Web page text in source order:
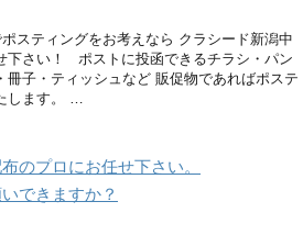
スティングをお考えなら クラシード新潟中
下さい！ ポストに投函できるチラシ・パン
冊子・ティッシュなど 販促物であればポステ
します。 …
のプロにお任せ下さい。
できますか？